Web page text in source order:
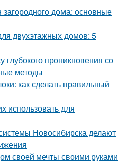
дома: основные
двухэтажных домов: 5
глубокого проникновения со
методы
как сделать правильный
использовать для
Новосибирска делают
своей мечты своими руками